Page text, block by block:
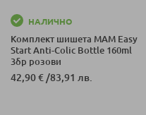
НАЛИЧНО
Комплект шишета MAM Easy
Start Anti-Colic Bottle 160ml
3бр розови
42,90 € /83,91 лв.